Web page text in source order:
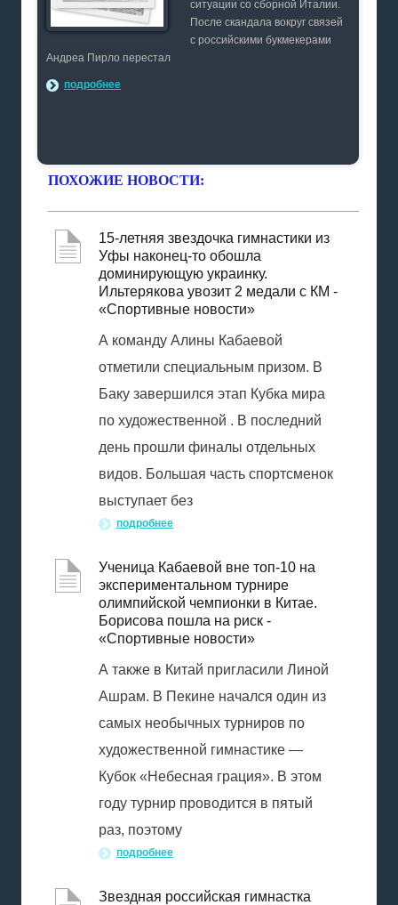
ситуации со сборной Италии.
После скандала вокруг связей
с российскими букмекерами
Андреа Пирло перестал
подробнее
ПОХОЖИЕ НОВОСТИ:
15-летняя звездочка гимнастики из
Уфы наконец-то обошла
доминирующую украинку.
Ильтерякова увозит 2 медали с КМ -
«Спортивные новости»
А команду Алины Кабаевой
отметили специальным призом. В
Баку завершился этап Кубка мира
по художественной . В последний
день прошли финалы отдельных
видов. Большая часть спортсменок
выступает без
подробнее
Ученица Кабаевой вне топ-10 на
экспериментальном турнире
олимпийской чемпионки в Китае.
Борисова пошла на риск -
«Спортивные новости»
А также в Китай пригласили Линой
Ашрам. В Пекине начался один из
самых необычных турниров по
художественной гимнастике —
Кубок «Небесная грация». В этом
году турнир проводится в пятый
раз, поэтому
подробнее
Звездная российская гимнастка